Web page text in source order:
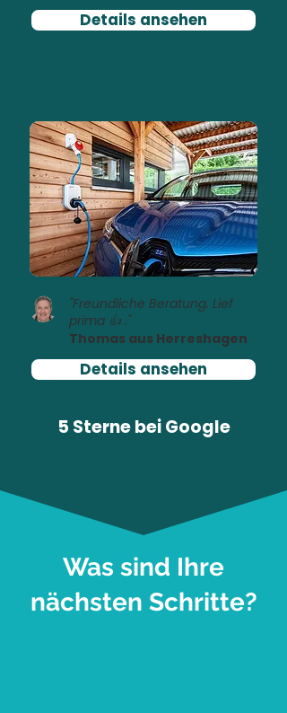
Details ansehen
"Freundliche Beratung. Lief
prima 👍 ."
Thomas aus Herreshagen
Details ansehen
5 Sterne beiGoogle
Was sind Ihre
nächsten Schritte?